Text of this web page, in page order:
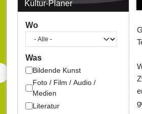
Kultur-Planer
Wo
Was
Bildende Kunst
Foto / Film / Audio /
Medien
Literatur